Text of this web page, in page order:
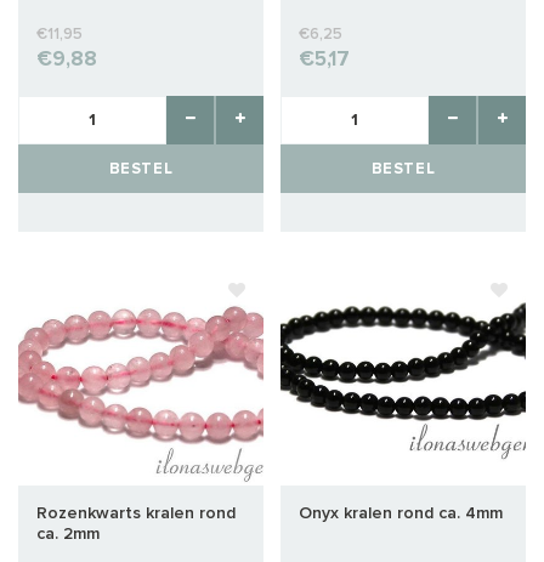
€11,95
€9,88
BESTEL
€6,25
€5,17
BESTEL
Rozenkwarts kralen rond
ca. 2mm
Onyx kralen rond ca. 4mm